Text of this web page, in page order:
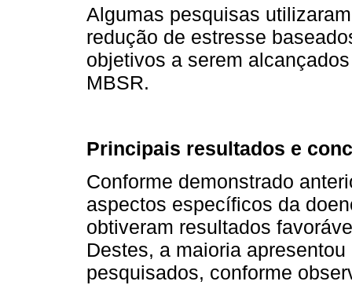
Algumas pesquisas
redução de estresse
objetivos a serem
MBSR.
Principais resultados e
Conforme demonstrado
aspectos específicos da
obtiveram resultados
Destes, a maioria
pesquisados, conforme